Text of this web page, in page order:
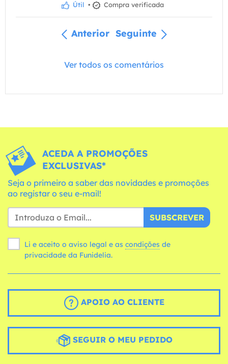
Útil • Compra verificada
Anterior Seguinte
Ver todos os comentários
ACEDA A PROMOÇÕES
EXCLUSIVAS*
Seja o primeiro a saber das novidades e promoções
ao registar o seu e-mail!
SUBSCREVER
Li e aceito o aviso legal e as condições
privacidade da Funidelia.
APOIO AO CLIENTE
SEGUIR O MEU PEDIDO